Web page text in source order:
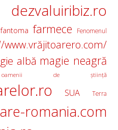
dezvaluiribiz.ro
fantoma farmece
Fenomenul
albă magie neagră
oamenii de ştiinţă
SUA Terra
romania.com